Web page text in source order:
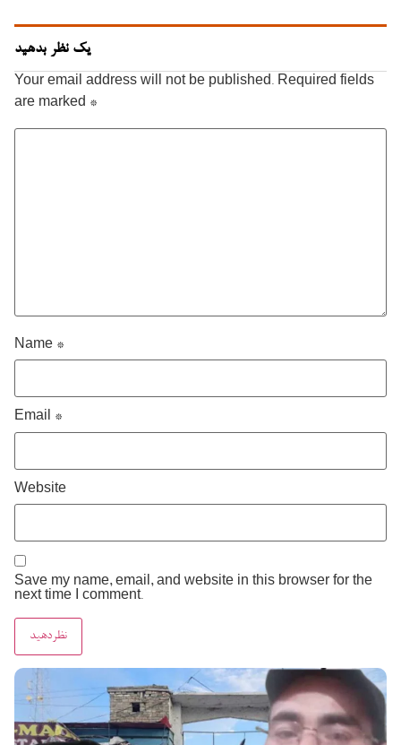
یک نظر بدهید
Your email address will not be published. Required fields
are marked *
Name *
Email *
Website
Save my name, email, and website in this browser for the
next time I comment.